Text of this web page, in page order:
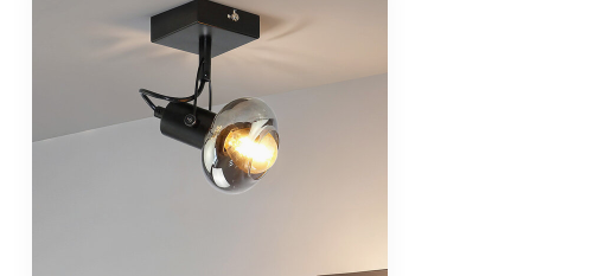
In hoogte verstelbaar
Beschermingsgraad
Beschermingsklasse